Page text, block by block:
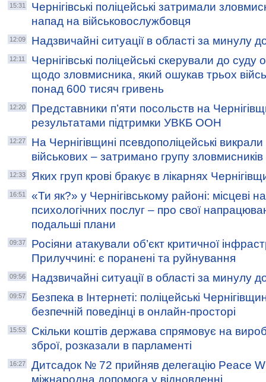
15:31
Чернігівські поліцейські затримали
напад на військовослужбовця
12:09 Надзвичайні ситуації в області за минулу
12:11
Чернігівські поліцейські скерували до
щодо зловмисника, який ошукав трьох
понад 600 тисяч гривень
12:20
Представники п’яти посольств на
результатами підтримки УВКБ ООН
12:27
На Чернігівщині псевдополіцейські
військових – затримано групу зловмисників
12:33 Яких груп крові бракує в лікарнях
16:51
«Ти як?» у Чернігівському районі: місцеві
психологічних послуг – про свої
подальші плани
09:37
Росіяни атакували об’єкт критичної
Прилуччині: є поранені та руйнування
09:56 Надзвичайні ситуації в області за минулу
09:57
Безпека в Інтернеті: поліцейські
безпечній поведінці в онлайн-просторі
15:53
Скільки коштів держава спрямовує на
зброї, розказали в парламенті
16:27
Дитсадок № 72 прийняв делегацію Peace
міжнародна допомога у відновленні